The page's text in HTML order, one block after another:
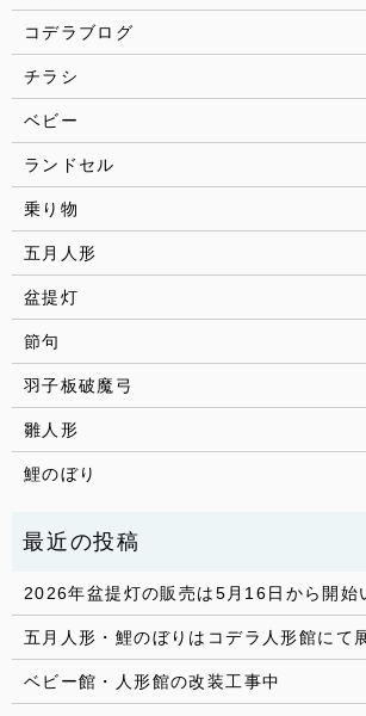
コデラブログ
チラシ
ベビー
ランドセル
乗り物
五月人形
盆提灯
節句
羽子板破魔弓
雛人形
鯉のぼり
2026年盆提灯の販売は5月16日から開始
五月人形・鯉のぼりはコデラ人形館にて
ベビー館・人形館の改装工事中